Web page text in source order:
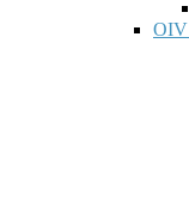
OIV